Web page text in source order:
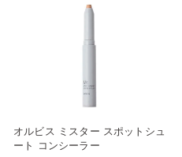
オルビス ミスター スポットシュ
ート コンシーラー